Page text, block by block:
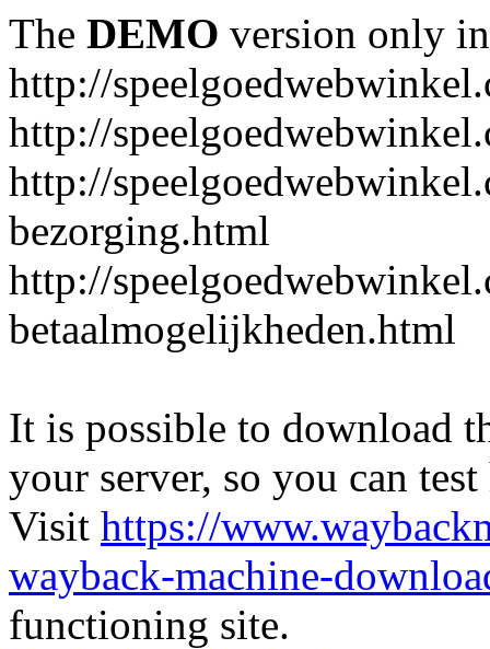
The DEMO version only
http://
http://
http://
bezorging.html
http://
betaalmogelijkheden.html
It is possible to download
your server, so you can
Visit https://
wayback-machine-
functioning site.